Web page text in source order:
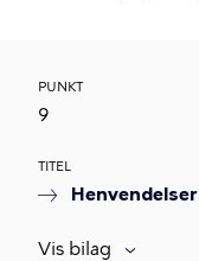
PUNKT
9
TITEL
Henvendelser
Vis bilag